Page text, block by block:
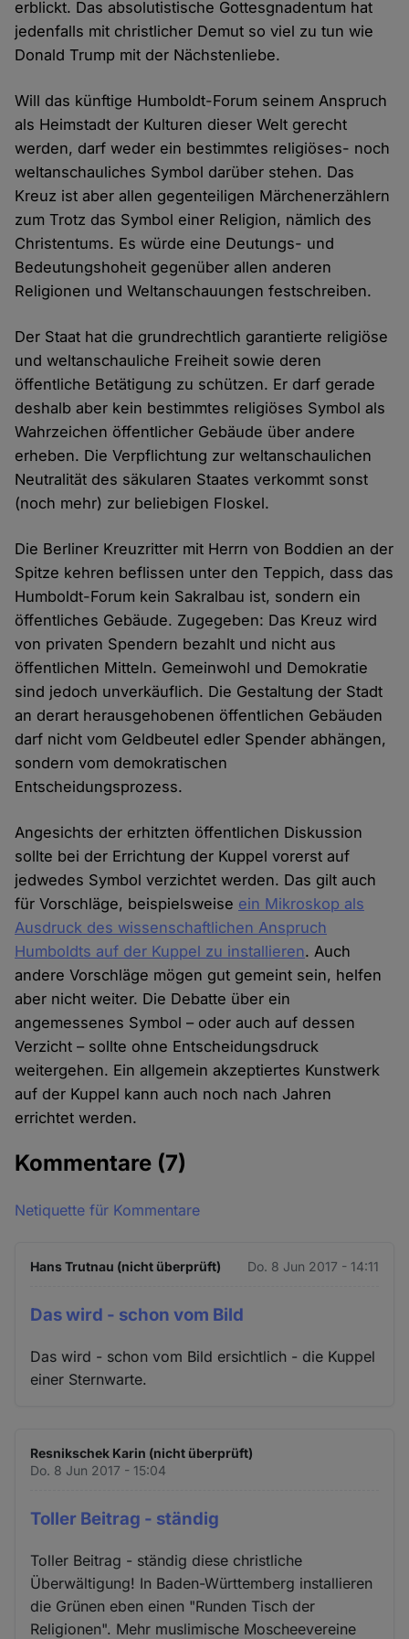
erblickt. Das absolutistische Gottesgnadentum hat
jedenfalls mit christlicher Demut so viel zu tun wie
Donald Trump mit der Nächstenliebe.
Will das künftige Humboldt-Forum seinem Anspruch
als Heimstadt der Kulturen dieser Welt gerecht
werden, darf weder ein bestimmtes religiöses- noch
weltanschauliches Symbol darüber stehen. Das
Kreuz ist aber allen gegenteiligen Märchenerzählern
zum Trotz das Symbol einer Religion, nämlich des
Christentums. Es würde eine Deutungs- und
Bedeutungshoheit gegenüber allen anderen
Religionen und Weltanschauungen festschreiben.
Der Staat hat die grundrechtlich garantierte religiöse
und weltanschauliche Freiheit sowie deren
öffentliche Betätigung zu schützen. Er darf gerade
deshalb aber kein bestimmtes religiöses Symbol als
Wahrzeichen öffentlicher Gebäude über andere
erheben. Die Verpflichtung zur weltanschaulichen
Neutralität des säkularen Staates verkommt sonst
(noch mehr) zur beliebigen Floskel.
Die Berliner Kreuzritter mit Herrn von Boddien an der
Spitze kehren beflissen unter den Teppich, dass das
Humboldt-Forum kein Sakralbau ist, sondern ein
öffentliches Gebäude. Zugegeben: Das Kreuz wird
von privaten Spendern bezahlt und nicht aus
öffentlichen Mitteln. Gemeinwohl und Demokratie
sind jedoch unverkäuflich. Die Gestaltung der Stadt
an derart herausgehobenen öffentlichen Gebäuden
darf nicht vom Geldbeutel edler Spender abhängen,
sondern vom demokratischen
Entscheidungsprozess.
Angesichts der erhitzten öffentlichen Diskussion
sollte bei der Errichtung der Kuppel vorerst auf
jedwedes Symbol verzichtet werden. Das gilt auch
für Vorschläge, beispielsweise ein Mikroskop als
Ausdruck des wissenschaftlichen Anspruch
Humboldts auf der Kuppel zu installieren. Auch
andere Vorschläge mögen gut gemeint sein, helfen
aber nicht weiter. Die Debatte über ein
angemessenes Symbol – oder auch auf dessen
Verzicht – sollte ohne Entscheidungsdruck
weitergehen. Ein allgemein akzeptiertes Kunstwerk
auf der Kuppel kann auch noch nach Jahren
errichtet werden.
Kommentare (7)
Netiquette für Kommentare
Hans Trutnau (nicht überprüft) Do. 8 Jun 2017 - 14:11
Das wird - schon vom Bild
Das wird - schon vom Bild ersichtlich - die Kuppel
einer Sternwarte.
Resnikschek Karin (nicht überprüft)
Do. 8 Jun 2017 - 15:04
Toller Beitrag - ständig
Toller Beitrag - ständig diese christliche
Überwältigung! In Baden-Württemberg installieren
die Grünen eben einen "Runden Tisch der
Religionen". Mehr muslimische Moscheevereine